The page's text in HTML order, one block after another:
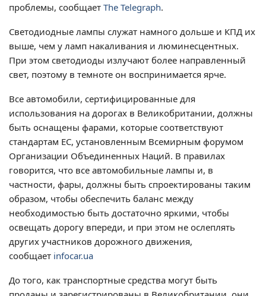
проблемы, сообщает The Telegraph.
Светодиодные лампы служат намного дольше и КПД их
выше, чем у ламп накаливания и люминесцентных.
При этом светодиоды излучают более направленный
свет, поэтому в темноте он воспринимается ярче.
Все автомобили, сертифицированные для
использования на дорогах в Великобритании, должны
быть оснащены фарами, которые соответствуют
стандартам ЕС, установленным Всемирным форумом
Организации Объединенных Наций. В правилах
говорится, что все автомобильные лампы и, в
частности, фары, должны быть спроектированы таким
образом, чтобы обеспечить баланс между
необходимостью быть достаточно яркими, чтобы
освещать дорогу впереди, и при этом не ослеплять
других участников дорожного движения,
сообщает infocar.ua
До того, как транспортные средства могут быть